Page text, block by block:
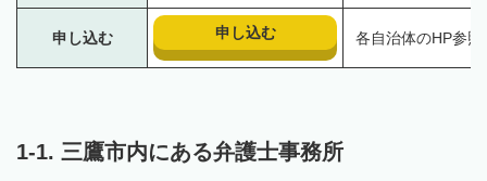
申し込む 申し込む 各自治体のHP参照
1-1. 三鷹市内にある弁護士事務所